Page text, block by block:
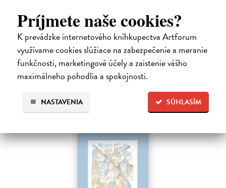
Príjmete naše cookies?
K prevádzke internetového kníhkupectva Artforum
využívame cookies slúžiace na zabezpečenie a meranie
funkčnosti, marketingové účely a zaistenie vášho
maximálneho pohodlia a spokojnosti.
SÚHLASÍM
NASTAVENIA
Na stiahnutie akoPDF
11,09 €